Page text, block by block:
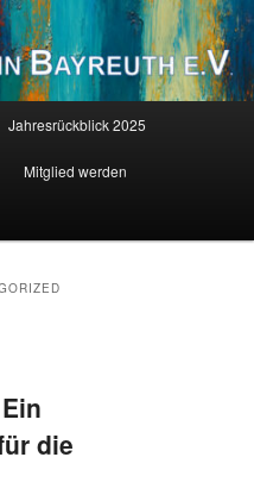
E.V.
liegt darin, als Erwachsener
Jahresrückblick 2025
Mitglied werden
die